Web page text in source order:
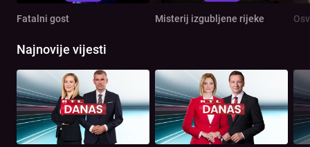
Fatalni gost Misterij izgubljene rijeke
Najnovije vijesti